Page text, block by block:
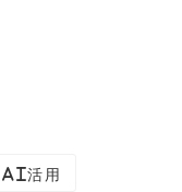
AI活用